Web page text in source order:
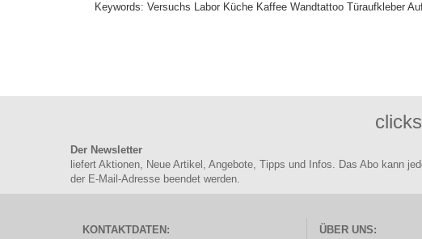
Keywords: Versuchs Labor Küche Kaffee Wandtattoo Türaufkleber
Der Newsletter
liefert Aktionen, Neue Artikel, Angebote, Tipps und Infos. Das Abo kann
der E-Mail-Adresse beendet werden.
KONTAKTDATEN: ÜBER UNS: